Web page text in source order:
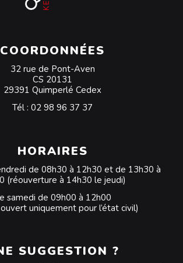
COORDONNÉES
32 rue de Pont-Aven
CS 20131
29391 Quimperlé Cedex
Tél : 02 98 96 37 37
HORAIRES
de 08h30 à 12h30 et de 13h30 à
(réouverture à 14h30 le jeudi)
samedi de 09h00 à 12h00
uniquement pour l’état civil)
SUGGESTION ?